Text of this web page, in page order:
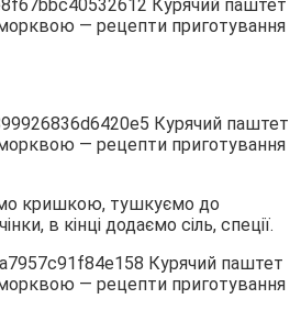
кришкою, тушкуємо до
в кінці додаємо сіль, спеції.